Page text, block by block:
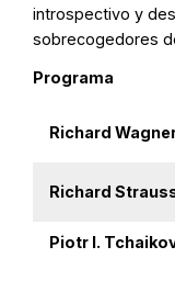
introspectivo y
sobrecogedores
Programa
Richard
Richard
Piotr I.